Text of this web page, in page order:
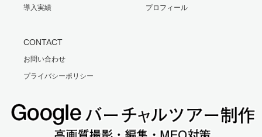
導入実績 プロフィール
CONTACT
お問い合わせ
プライバシーポリシー